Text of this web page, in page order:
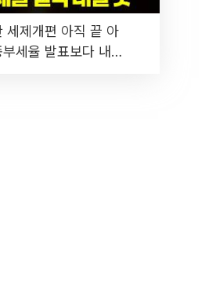
세제개편 아직 끝 아
세율 발표보다 내릴